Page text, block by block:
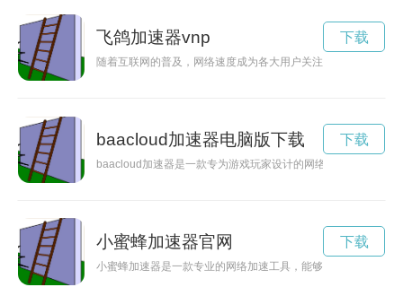
飞鸽加速器vnp
随着互联网的普及，网络速度成为各大用户关注的焦点。飞鸽
下载
baacloud加速器电脑版下载
baacloud加速器是一款专为游戏玩家设计的网络加速器，能够
下载
小蜜蜂加速器官网
小蜜蜂加速器是一款专业的网络加速工具，能够帮助用户提升
下载